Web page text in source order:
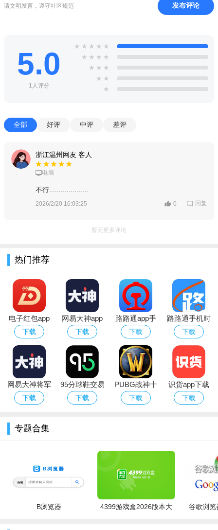
4、实行严格的实名认证机制，用户需提交居民身份证完成“实
5、针对聊天初期“不知如何开场”“担心尬聊”的问题，提供AI话
术建议。
6、支持中英文实时翻译，若遇到有海外经历或习惯用英文交
软件特色：
1、专门汇聚高学历、高收入、高素质的单身精英，用户群体
具有“婚恋目的明确、生活阅历相似、价值观更易共鸣”的特点，
减少与非目标人群的无效互动。
请文明发言，遵守社区规范 发布评论
5.0
1人评分
★ ★ ★ ★ ★
★ ★ ★ ★
★ ★ ★
★ ★
★
全部 好评 中评 差评
浙江温州网友 客人
电脑
不行....................
2026/2/20 16:03:25 0 回复
暂无更多评论
热门推荐
电子红包app
官方版
下载
网易大神app
华为版下载官
方最新版
下载
路路通app手
机版
下载
路路通手机时
刻表app官方
安卓版
下载
网易大神将军
令下载安装官
下载
95分球鞋交易
app平台下载
下载
PUBG战神十
字架下载安卓
下载
识货app下载
官方正版最新
下载
专题合集
B浏览器
4399游戏盒2026版本大
谷歌浏览